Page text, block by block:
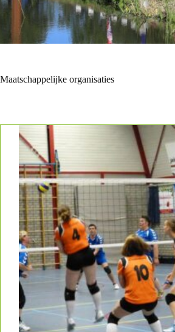
Maatschappelijke organisaties